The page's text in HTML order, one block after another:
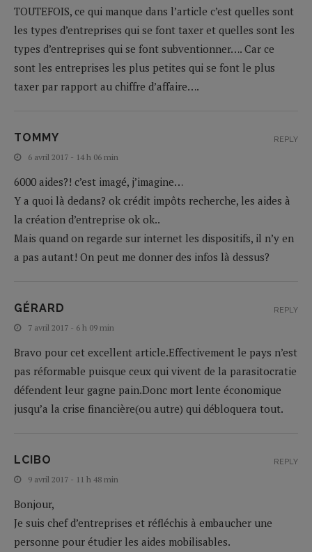
TOUTEFOIS, ce qui manque dans l’article c’est quelles sont
les types d’entreprises qui se font taxer et quelles sont les
types d’entreprises qui se font subventionner…. Car ce
sont les entreprises les plus petites qui se font le plus
taxer par rapport au chiffre d’affaire….
TOMMY
6 avril 2017 - 14 h 06 min
6000 aides?! c’est imagé, j’imagine…
Y a quoi là dedans? ok crédit impôts recherche, les aides à
la création d’entreprise ok ok..
Mais quand on regarde sur internet les dispositifs, il n’y en
a pas autant! On peut me donner des infos là dessus?
REPLY
GÉRARD
7 avril 2017 - 6 h 09 min
Bravo pour cet excellent article.Effectivement le pays n’est
pas réformable puisque ceux qui vivent de la parasitocratie
défendent leur gagne pain.Donc mort lente économique
jusqu’a la crise financière(ou autre) qui débloquera tout.
REPLY
LCIBO
9 avril 2017 - 11 h 48 min
Bonjour,
Je suis chef d’entreprises et réfléchis à embaucher une
personne pour étudier les aides mobilisables.
REPLY